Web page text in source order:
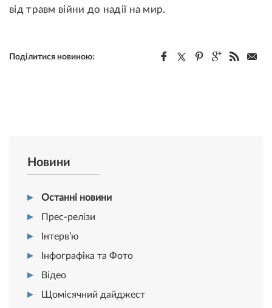
від травм війни до надії на мир.
Поділитися новиною:
Новини
Останні новини
Прес-релізи
Інтерв’ю
Інфографіка та Фото
Відео
Щомісячний дайджест